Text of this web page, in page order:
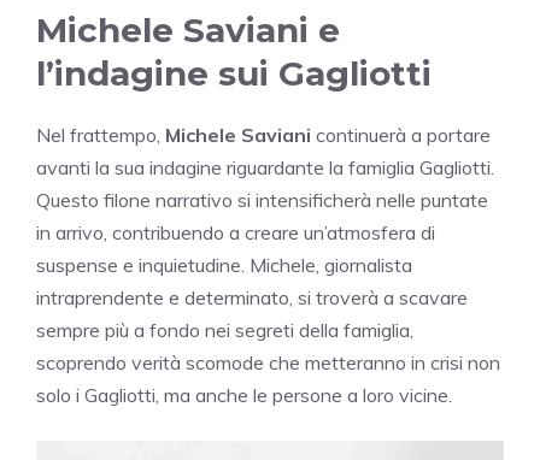
Michele Saviani e
l’indagine sui Gagliotti
Nel frattempo, Michele Saviani continuerà a portare
avanti la sua indagine riguardante la famiglia Gagliotti.
Questo filone narrativo si intensificherà nelle puntate
in arrivo, contribuendo a creare un’atmosfera di
suspense e inquietudine. Michele, giornalista
intraprendente e determinato, si troverà a scavare
sempre più a fondo nei segreti della famiglia,
scoprendo verità scomode che metteranno in crisi non
solo i Gagliotti, ma anche le persone a loro vicine.